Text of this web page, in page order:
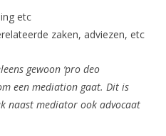
etc
zaken, adviezen, etc
gewoon ‘pro deo
een mediation gaat. Dit is
naast mediator ook advocaat